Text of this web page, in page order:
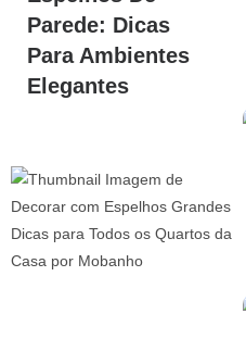
Parede: Dicas
Para Ambientes
Elegantes